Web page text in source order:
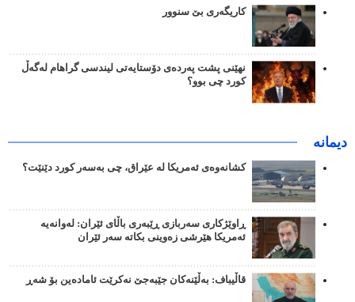
کاریگەری بێ سنوور
نهێنی پشت پەردەی دۆستایەتی لیندسی گراهام لەگەڵ
کورد چی بوو؟
دیمانە
کشانەوەی ئەمریکا لە عێراق، چی بەسەر کورد دێنێت؟
ڕاوێژکاری سەربازی ڕێبەری باڵای ئێران: لەوانەیە
ئەمریکا هێرشی زەوینی بکاتە سەر ئێران
قاڵیباف: بەڵێنەکان جێبەجێ نەکرێت ئامادەین بۆ شەڕ